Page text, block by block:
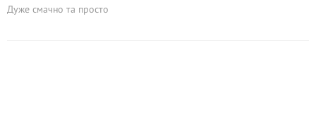
Дуже смачно та просто